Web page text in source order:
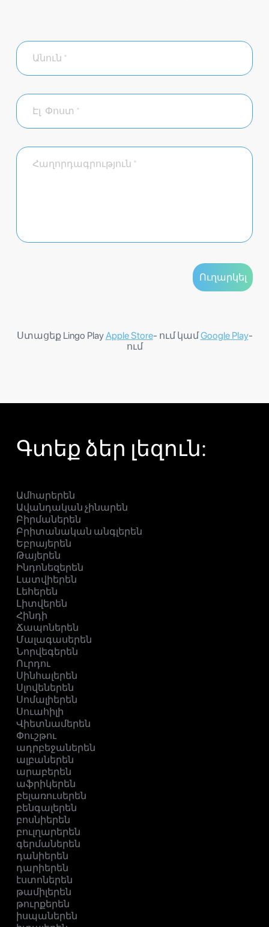
Ստացեք Lingo PlayApple Store- ում կամGoogle Play-
ում
Գտեք ձեր լեզուն:
Ամհարերեն
Ավանդական չինարեն
Բիրմաներեն
Բրիտանական անգլերեն
Եբրայերեն
Թայերեն
Ինդոնեզերեն
Լատվիերեն
Լեհերեն
Լիտվերեն
Հինդի
Ճապոներեն
Մալագասերեն
Նորվեգերեն
Ուրդու
Սինհալերեն
Սլովեներեն
Սոմալիերեն
Սուահիլի
Վիետնամերեն
Փուշթու
ադրբեջաներեն
ալբաներեն
արաբերեն
աֆրիկերեն
բելառուսերեն
բենգալերեն
բոսնիերեն
բուլղարերեն
գերմաներեն
դանիերեն
դարիերեն
էստոներեն
թամիլերեն
թուրքերեն
իսպաներեն